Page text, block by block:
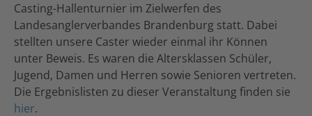
Casting-Hallenturnier im Zielwerfen des
Landesanglerverbandes Brandenburg statt. Dabei
stellten unsere Caster wieder einmal ihr Können
unter Beweis. Es waren die Altersklassen Schüler,
Jugend, Damen und Herren sowie Senioren vertreten.
Die Ergebnislisten zu dieser Veranstaltung finden sie
hier.